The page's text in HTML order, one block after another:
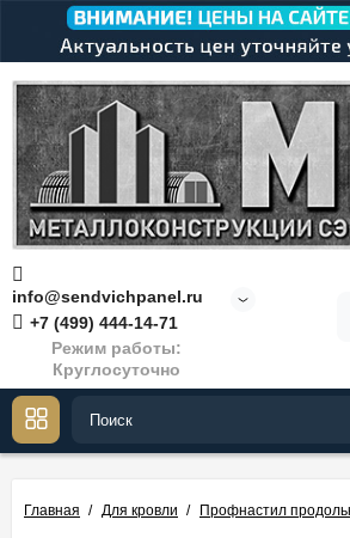
info@sendvichpanel.ru
+7 (499) 444-14-71
Режим работы:
Круглосуточно
Главная Для кровли Профнастил